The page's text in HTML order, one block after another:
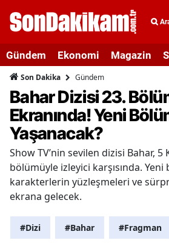
Gündem Ekonomi Magazin
Son Dakika Gündem
Bahar Dizisi 23.
Ekranında! Yeni
Yaşanacak?
Show TV’nin sevilen dizisi Bahar, 5
bölümüyle izleyici karşısında.
karakterlerin yüzleşmeleri ve
ekrana gelecek.
#Dizi #Bahar #Fragman